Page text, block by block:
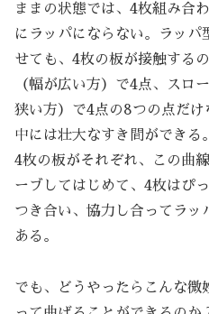
ままの状態では、4枚組み合
にラッパにならない。ラッパ
せても、4枚の板が接触する
（幅が広い方）で4点、スロ
狭い方）で4点の8つの点だけ
中には壮大なすき間ができる。
4枚の板がそれぞれ、
この曲
ーブしてはじめて、4枚はぴ
つき合い、協力し合ってラッ
ある。
でも、どうやったらこんな微